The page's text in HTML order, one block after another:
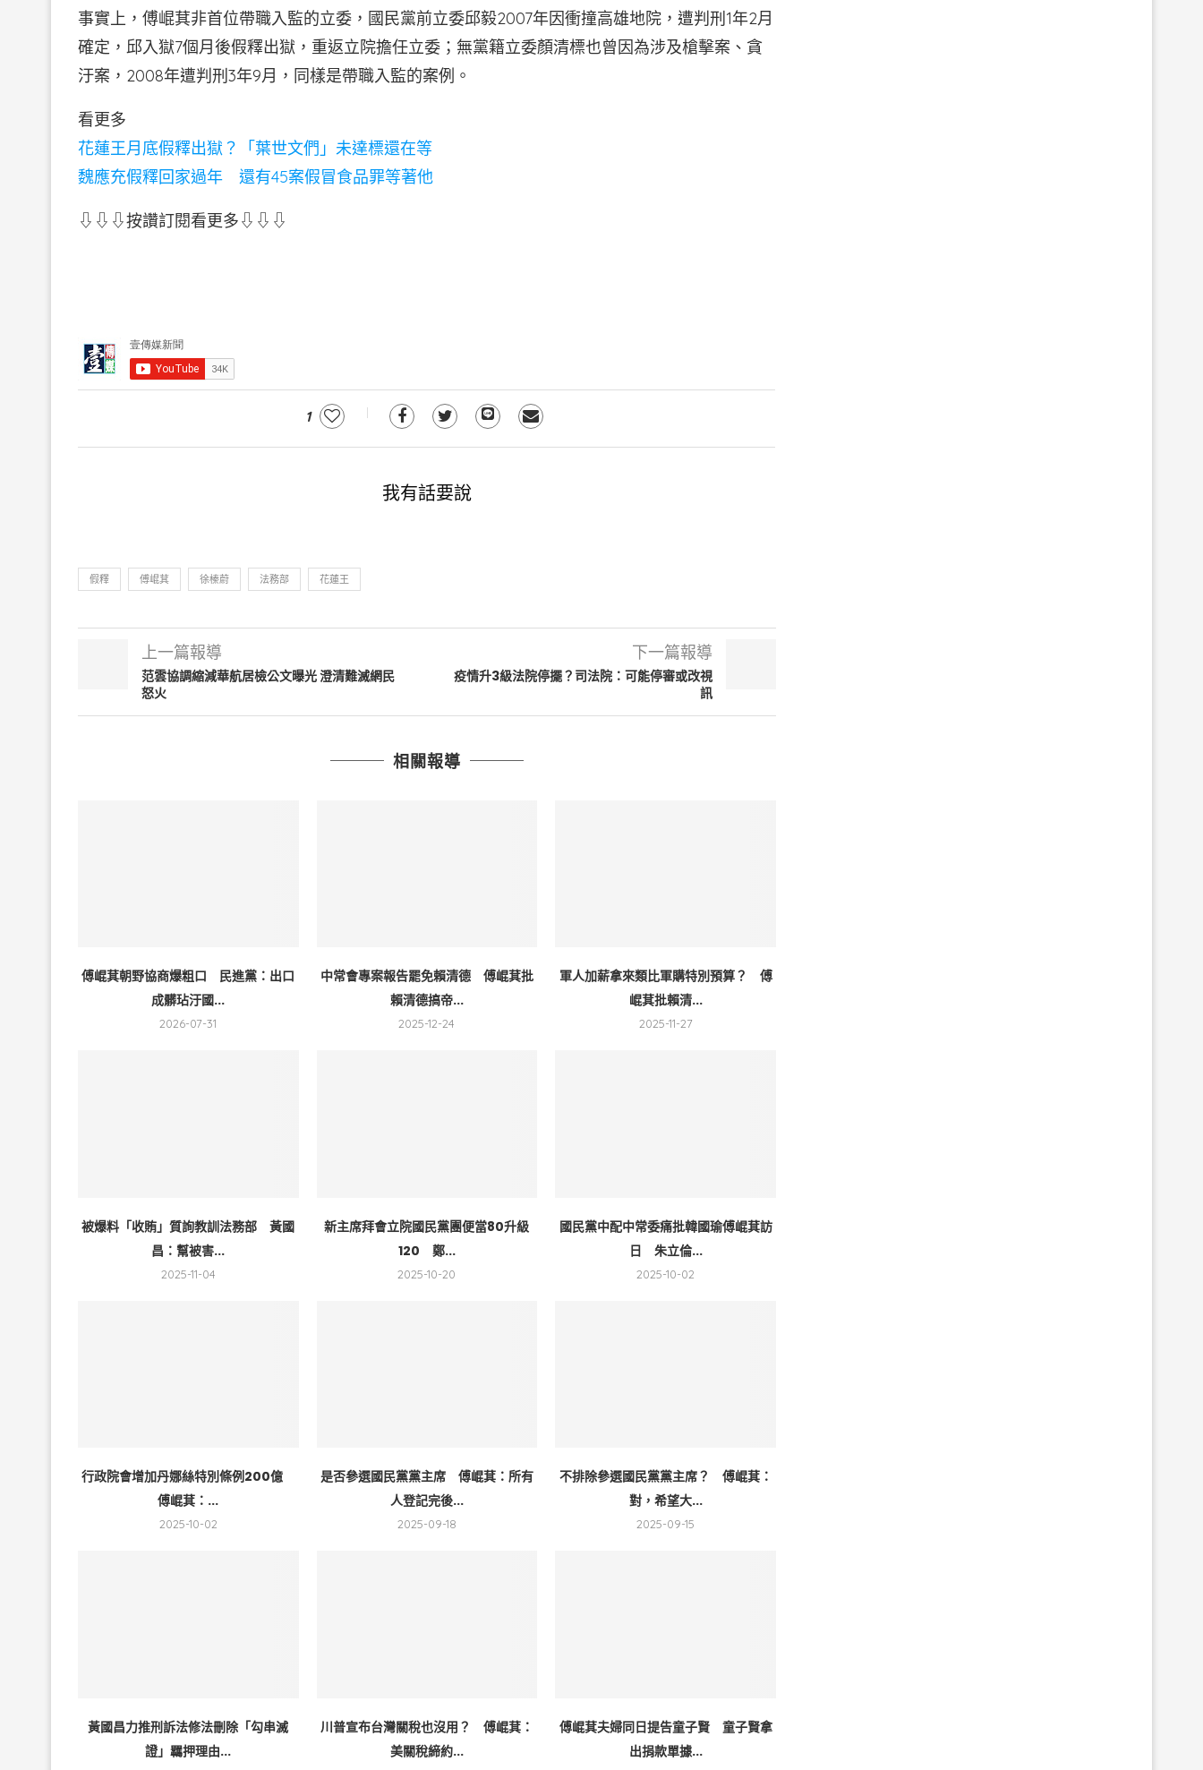
事實上，傅崐萁非首位帶職入監的立委，國民黨前立委邱毅2007年因衝撞高雄地院，遭判刑1年2月
確定，邱入獄7個月後假釋出獄，重返立院擔任立委；無黨籍立委顏清標也曾因為涉及槍擊案、貪
汙案，2008年遭判刑3年9月，同樣是帶職入監的案例。
看更多
花蓮王月底假釋出獄？「葉世文們」未達標還在等
魏應充假釋回家過年 還有45案假冒食品罪等著他
⇩⇩⇩按讚訂閱看更多⇩⇩⇩
1
我有話要說
假釋 傅崐萁 徐榛蔚 法務部 花蓮王
上一篇報導
范雲協調縮減華航居檢公文曝光 澄清難滅網民
怒火
下一篇報導
疫情升3級法院停擺？司法院：可能停審或改視
訊
相關報導
傅崐萁朝野協商爆粗口 民進黨：出口
成髒玷汙國...
2026-07-31
中常會專案報告罷免賴清德 傅崐萁批
賴清德搞帝...
2025-12-24
軍人加薪拿來類比軍購特別預算？ 傅
崐萁批賴清...
2025-11-27
被爆料「收賄」質詢教訓法務部 黃國
昌：幫被害...
2025-11-04
新主席拜會立院國民黨團便當80升級
120 鄭...
2025-10-20
國民黨中配中常委痛批韓國瑜傅崐萁訪
日 朱立倫...
2025-10-02
行政院會增加丹娜絲特別條例200億
傅崐萁：...
2025-10-02
是否參選國民黨黨主席 傅崐萁：所有
人登記完後...
2025-09-18
不排除參選國民黨黨主席？ 傅崐萁：
對，希望大...
2025-09-15
黃國昌力推刑訴法修法刪除「勾串滅
證」羈押理由...
川普宣布台灣關稅也沒用？ 傅崐萁：
美關稅締約...
傅崐萁夫婦同日提告童子賢 童子賢拿
出捐款單據...